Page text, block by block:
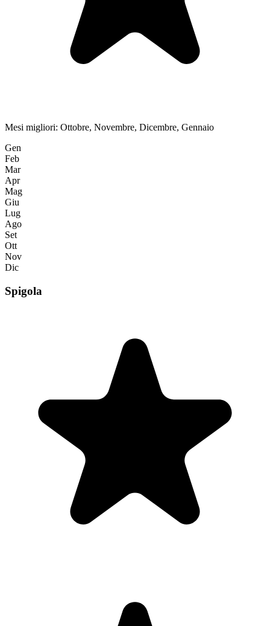
Mesi migliori: Ottobre, Novembre, Dicembre, Gennaio
Gen
Feb
Mar
Apr
Mag
Giu
Lug
Ago
Set
Ott
Nov
Dic
Spigola